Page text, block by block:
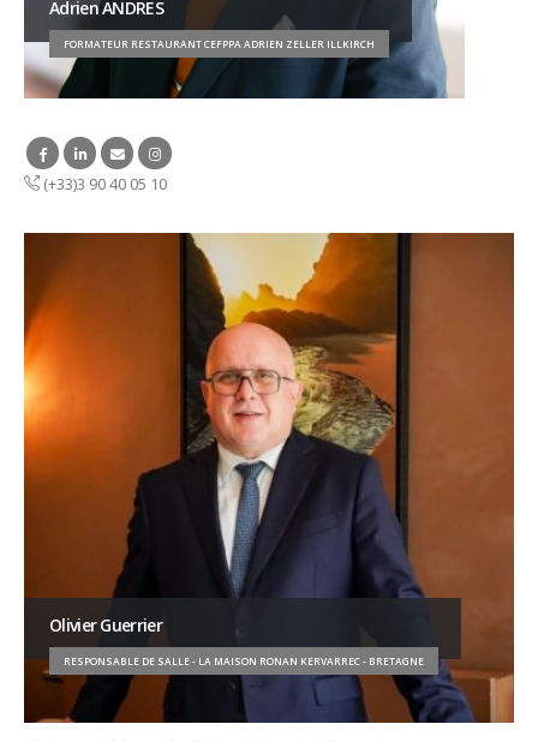
Adrien ANDRES
FORMATEUR RESTAURANT CEFPPA ADRIEN ZELLER ILLKIRCH
(+33)3 90 40 05 10
Olivier Guerrier
RESPONSABLE DE SALLE - LA MAISON RONAN KERVARREC - BRETAGNE